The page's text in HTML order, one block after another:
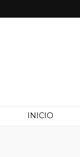
INICIO